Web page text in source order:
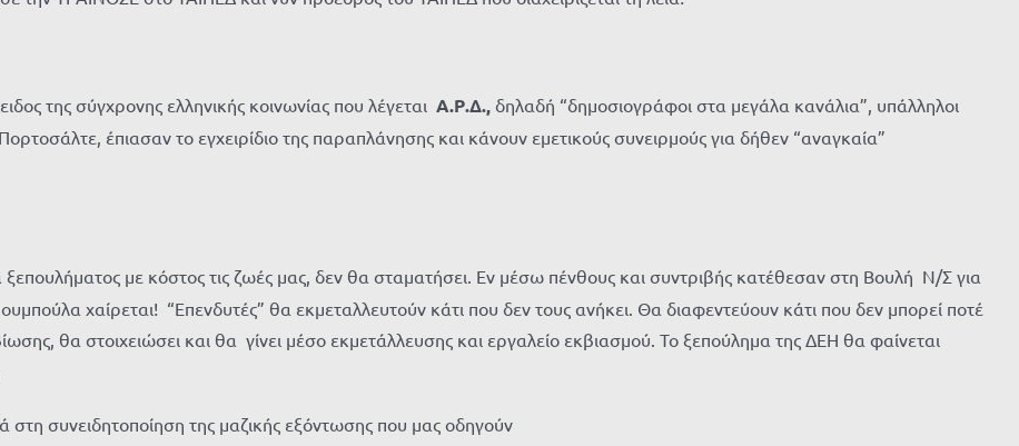
της σύγχρονης ελληνικής κοινωνίας που λέγεται Α.Ρ.Δ., δηλαδή “δημοσιογράφοι στα μεγάλα κανάλια”, υπάλληλοι
έπιασαν το εγχειρίδιο της παραπλάνησης και κάνουν εμετικούς συνειρμούς για δήθεν “αναγκαία”
με κόστος τις ζωές μας, δεν θα σταματήσει. Εν μέσω πένθους και συντριβής κατέθεσαν στη Βουλή Ν/Σ για
χαίρεται! “Επενδυτές” θα εκμεταλλευτούν κάτι που δεν τους ανήκει. Θα διαφεντεύουν κάτι που δεν μπορεί ποτέ
θα στοιχειώσει και θα γίνει μέσο εκμετάλλευσης και εργαλείο εκβιασμού. Το ξεπούλημα της ΔΕΗ θα φαίνεται
συνειδητοποίηση της μαζικής εξόντωσης που μας οδηγούν